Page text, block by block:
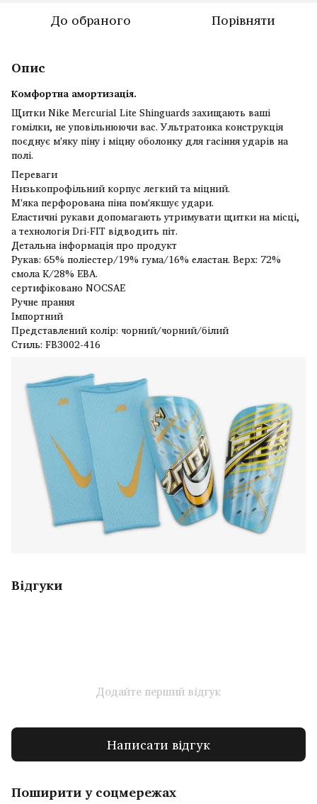
До обраного Порівняти
Опис
Комфортна амортизація.
Щитки Nike Mercurial Lite Shinguards захищають ваші
гомілки, не уповільнюючи вас. Ультратонка конструкція
поєднує м'яку піну і міцну оболонку для гасіння ударів на
полі.
Переваги
Низькопрофільний корпус легкий та міцний.
М'яка перфорована піна пом'якшує удари.
Еластичні рукави допомагають утримувати щитки на місці,
а технологія Dri-FIT відводить піт.
Детальна інформація про продукт
Рукав: 65% поліестер/19% гума/16% еластан. Верх: 72%
смола K/28% ЕВА.
сертифіковано NOCSAE
Ручне прання
Імпортний
Представлений колір: чорний/чорний/білий
Стиль: FB3002-416
Відгуки
Додайте перший відгук
Написати відгук
Поширити у соцмережах